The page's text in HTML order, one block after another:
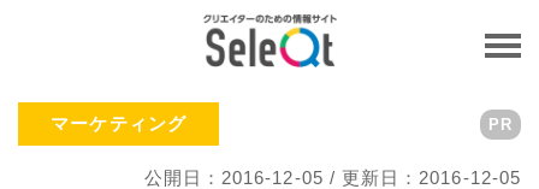
マーケティング
公開日：2016-12-05 / 更新日：2016-12-05
PR